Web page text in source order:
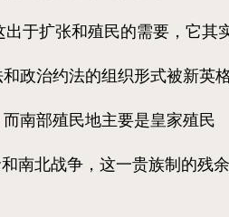
出于扩张和殖民的需要，它其
政治约法的组织形式被新英
南部殖民地主要是皇家殖民
南北战争，这一贵族制的残余